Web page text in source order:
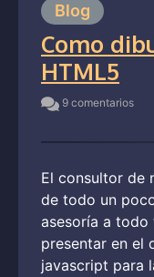
Blog
Como
HTML5
9 comentarios
El consultor de
de todo un
asesoría a todo
presentar en el
javascript para